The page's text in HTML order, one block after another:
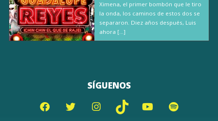
Ximena, el primer bombón que le tiro
la onda, los caminos de estos dos se
separaron. Diez años después, Luis
ahora […]
SÍGUENOS